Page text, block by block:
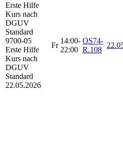
Erste Hilfe
Kurs nach
DGUV
Standard
9700-05
Erste Hilfe
Kurs nach
DGUV
Standard
22.05.2026
Fr
14:00-
22:00
OS74-
R.108